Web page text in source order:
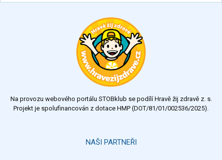
Na provozu webového portálu STOBklub se podílí Hravě žij zdravě z. s.
Projekt je spolufinancován z dotace HMP (DOT/81/01/002536/2025).
NAŠI PARTNEŘI